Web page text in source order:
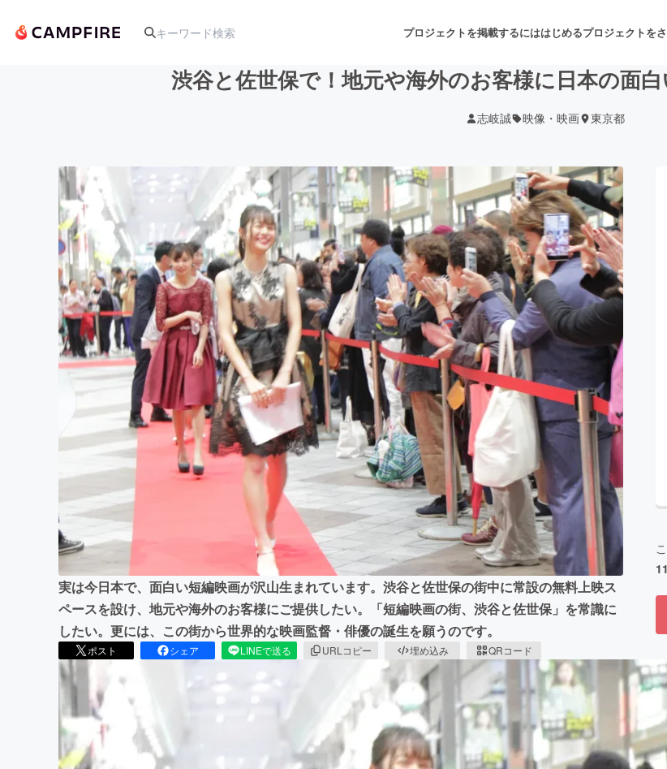
プロジェクトを掲載するにははじめるプロジェクトを
アート・写真 音楽 舞台・パフ
テクノロジー・ガジェット ゲーム・サービス開発 フード・飲食
映像・映画 書籍・雑誌出版 アニメ・漫画
ビジネス・起業 チャレンジ ビューティ
まちづくり・地域活性化
CAMPFIRE for Social GoodCAMPFIRE Creation
CAMPFIREふるさと納税
machi-yaコミュニティ
渋谷と佐世保で！地元や海外のお客様に日本の面
志岐誠 映像・映画 東京都
実は今日本で、面白い短編映画が沢山生まれています。渋谷と佐世保の街中に常設の無料上映ス
ペースを設け、地元や海外のお客様にご提供したい。「短編映画の街、渋谷と佐世保」を常識に
したい。更には、この街から世界的な映画監督・俳優の誕生を願うのです。
ポスト シェア LINEで送る URLコピー 埋め込み QRコード